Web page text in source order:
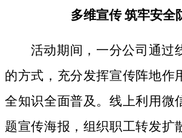
多维宣传筑牢安全
活动期间， 一分公司通过
的方式， 充分发挥宣传阵地作
全知识全面普及。线上利用微
题宣传海报，组织职工转发扩